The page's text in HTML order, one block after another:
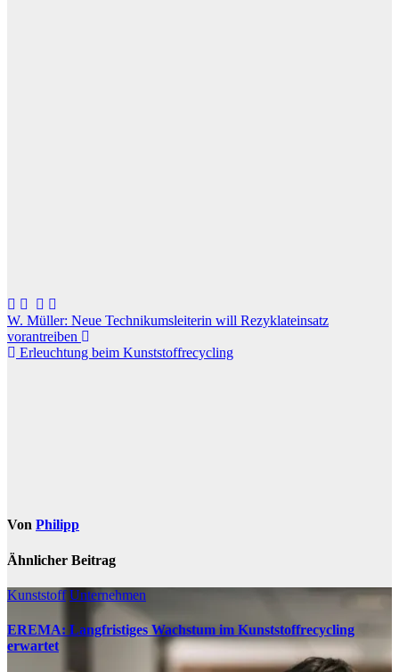
Beitragsnavigation
W. Müller: Neue Technikumsleiterin will Rezyklateinsatz
vorantreiben
Erleuchtung beim Kunststoffrecycling
Von Philipp
Ähnlicher Beitrag
Kunststoff Unternehmen
EREMA: Langfristiges Wachstum im Kunststoffrecycling
erwartet